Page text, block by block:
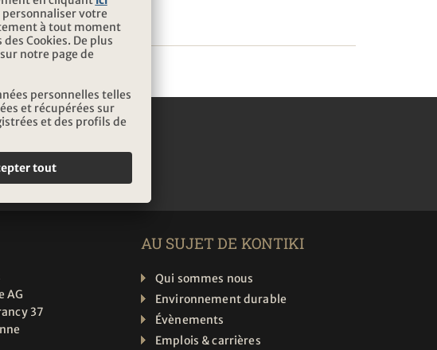
NEWSLETTER
AG
37
AU SUJET DE KONTIKI
Qui sommes nous
Environnement durable
Évènements
Emplois & carrières